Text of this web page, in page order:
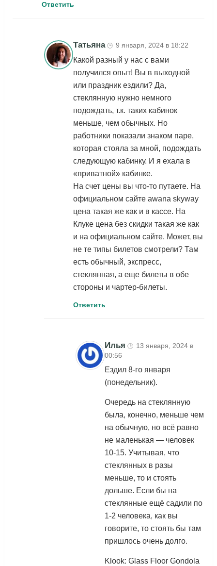
Ответить
Татьяна 🕒 9 января, 2024 в 18:22
Какой разный у нас с вами
получился опыт! Вы в выходной
или праздник ездили? Да,
стеклянную нужно немного
подождать, т.к. таких кабинок
меньше, чем обычных. Но
работники показали знаком паре,
которая стояла за мной, подождать
следующую кабинку. И я ехала в
«приватной» кабинке.
На счет цены вы что-то путаете. На
официальном сайте awana skyway
цена такая же как и в кассе. На
Клуке цена без скидки такая же как
и на официальном сайте. Может, вы
не те типы билетов смотрели? Там
есть обычный, экспресс,
стеклянная, а еще билеты в обе
стороны и чартер-билеты.
Ответить
Илья 🕒 13 января, 2024 в
00:56
Ездил 8-го января
(понедельник).
Очередь на стеклянную
была, конечно, меньше чем
на обычную, но всё равно
не маленькая — человек
10-15. Учитывая, что
стеклянных в разы
меньше, то и стоять
дольше. Если бы на
стеклянные ещё садили по
1-2 человека, как вы
говорите, то стоять бы там
пришлось очень долго.
Klook: Glass Floor Gondola